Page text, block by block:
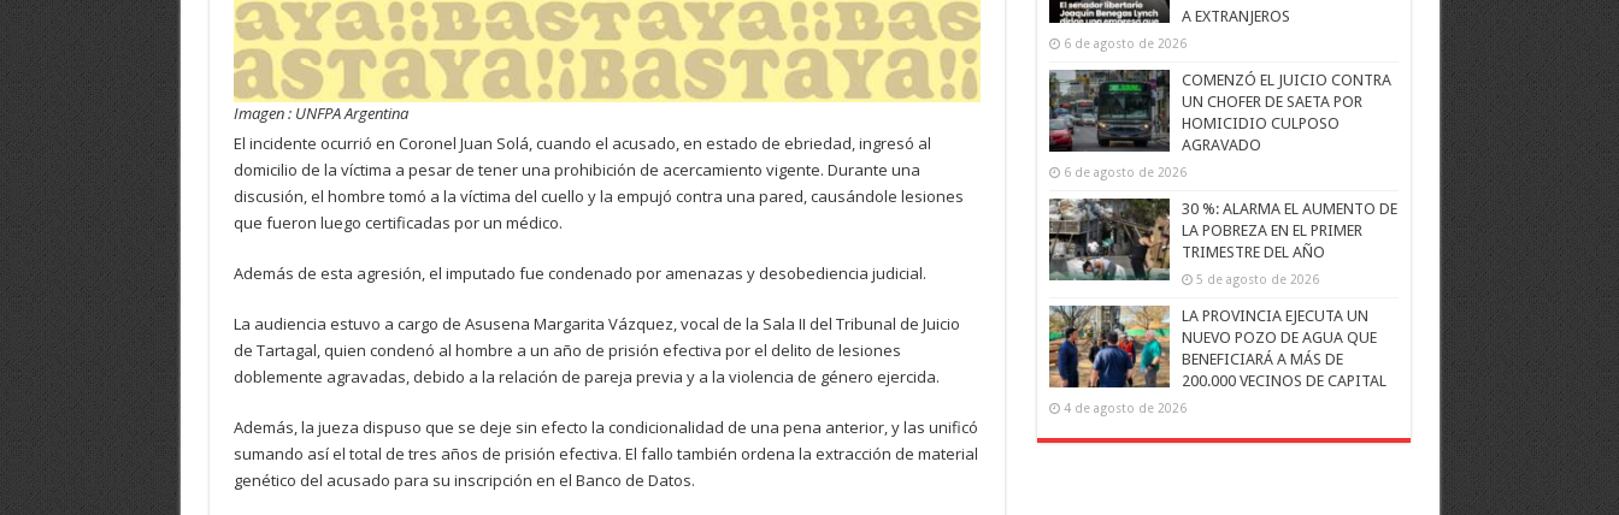
Imagen : UNFPA Argentina
El incidente ocurrió en Coronel Juan Solá, cuando el acusado, en estado de ebriedad, ingresó al
domicilio de la víctima a pesar de tener una prohibición de acercamiento vigente. Durante una
discusión, el hombre tomó a la víctima del cuello y la empujó contra una pared, causándole lesiones
que fueron luego certificadas por un médico.
Además de esta agresión, el imputado fue condenado por amenazas y desobediencia judicial.
La audiencia estuvo a cargo de Asusena Margarita Vázquez, vocal de la Sala II del Tribunal de Juicio
de Tartagal, quien condenó al hombre a un año de prisión efectiva por el delito de lesiones
doblemente agravadas, debido a la relación de pareja previa y a la violencia de género ejercida.
Además, la jueza dispuso que se deje sin efecto la condicionalidad de una pena anterior, y las unificó
sumando así el total de tres años de prisión efectiva. El fallo también ordena la extracción de material
genético del acusado para su inscripción en el Banco de Datos.
A EXTRANJEROS
6 de agosto de 2026
COMENZÓ EL JUICIO CONTRA
UN CHOFER DE SAETA POR
HOMICIDIO CULPOSO
AGRAVADO
6 de agosto de 2026
30 %: ALARMA EL AUMENTO DE
LA POBREZA EN EL PRIMER
TRIMESTRE DEL AÑO
5 de agosto de 2026
LA PROVINCIA EJECUTA UN
NUEVO POZO DE AGUA QUE
BENEFICIARÁ A MÁS DE
200.000 VECINOS DE CAPITAL
4 de agosto de 2026